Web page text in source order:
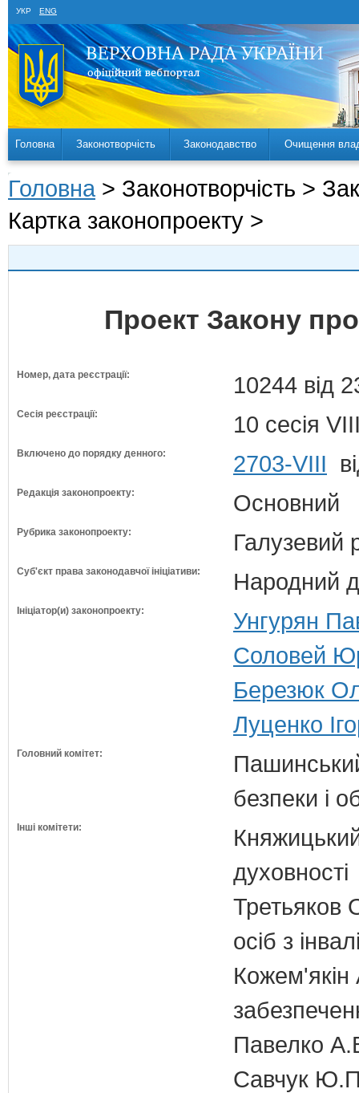
УКР ENG
Головна Законотворчість Законодавство Очищення
Головна > Законотворчість >
Картка законопроекту >
Проект Закону
Номер, дата реєстрації: 10244 від
Сесія реєстрації: 10 сесія
Включено до порядку денного: 2703-VIII
Редакція законопроекту: Основний
Рубрика законопроекту: Галузевий
Суб'єкт права законодавчої ініціативи: Народний
Ініціатор(и) законопроекту:
Унгурян
Соловей
Березюк
Луценко
Головний комітет:
безпеки і
Інші комітети:
духовності
Третьяков
осіб з
Кожем'якін
Павелко
Савчук Ю.П.